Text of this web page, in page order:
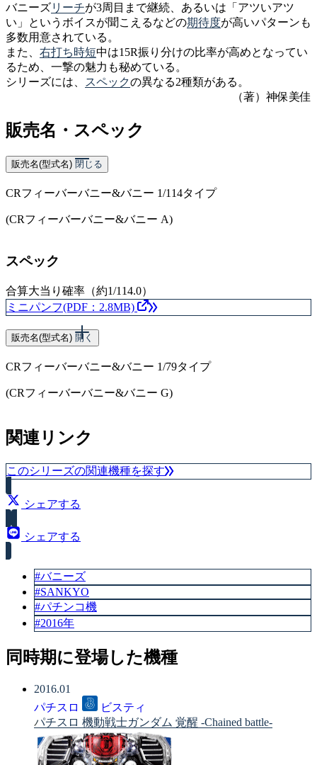
バニーズリーチが3周目まで継続、あるいは「アツいアツ
い」というボイスが聞こえるなどの期待度が高いパターンも
多数用意されている。
また、 右打ち時短中は15R振り分けの比率が高めとなってい
るため、一撃の魅力も秘めている。
シリーズには、
スペックの異なる2種類がある。
（著）神保美佳
販売名・スペック
販売名(型式名) 閉じる
CRフィーバーバニー&バニー 1/114タイプ
(CRフィーバーバニー&バニー A)
スペック
合算大当り確率（約1/114.0）
ミニパンフ(PDF：2.8MB)
販売名(型式名) 開く
CRフィーバーバニー&バニー 1/79タイプ
(CRフィーバーバニー&バニー G)
スペック
合算大当り確率（約1/79.9）
関連リンク
このシリーズの関連機種を探す
シェアする
シェアする
#バニーズ
#SANKYO
#パチンコ機
#2016年
同時期に登場した機種
2016.01
パチスロ
ビスティ
パチスロ 機動戦士ガンダム 覚醒 -Chained battle-